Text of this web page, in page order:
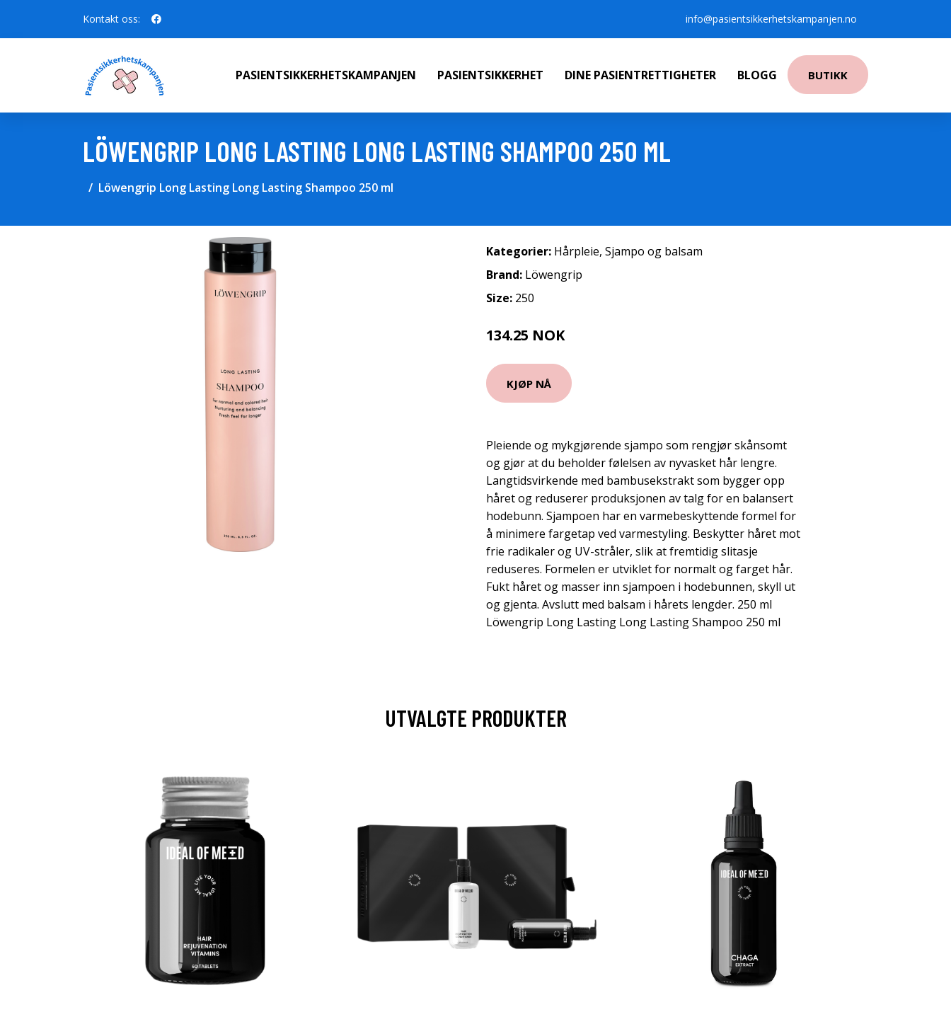
Kontakt oss: info@pasientsikkerhetskampanjen.no
PASIENTSIKKERHETSKAMPANJEN PASIENTSIKKERHET DINE PASIENTRETTIGHETER BLOGG BUTIKK
LÖWENGRIP LONG LASTING LONG LASTING SHAMPOO 250 ML
Löwengrip Long Lasting Long Lasting Shampoo 250 ml
Kategorier: Hårpleie, Sjampo og balsam
Brand: Löwengrip
Size: 250
134.25 NOK
KJØP NÅ
Pleiende og mykgjørende sjampo som rengjør skånsomt
og gjør at du beholder følelsen av nyvasket hår lengre.
Langtidsvirkende med bambusekstrakt som bygger opp
håret og reduserer produksjonen av talg for en balansert
hodebunn. Sjampoen har en varmebeskyttende formel for
å minimere fargetap ved varmestyling. Beskytter håret mot
frie radikaler og UV-stråler, slik at fremtidig slitasje
reduseres. Formelen er utviklet for normalt og farget hår.
Fukt håret og masser inn sjampoen i hodebunnen, skyll ut
og gjenta. Avslutt med balsam i hårets lengder. 250 ml
Löwengrip Long Lasting Long Lasting Shampoo 250 ml
UTVALGTE PRODUKTER